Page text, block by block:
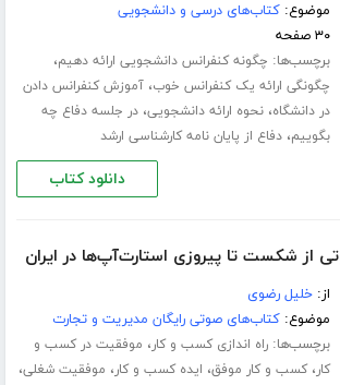
موضوع:کتاب‌های درسی و دانشجویی
۳۰ صفحه
برچسب‌ها: چگونه کنفرانس دانشجویی ارائه دهیم،
چگونگی ارائه یک کنفرانس خوب،آموزش کنفرانس دادن
در دانشگاه،نحوه ارائه دانشجویی،در جلسه دفاع چه
بگوییم،دفاع از پایان نامه کارشناسی ارشد
دانلود کتاب
از شکست تا پیروزی استارت‌آپ‌ها در ایران
از:خلیل رضوی
موضوع:کتاب‌های صوتی رایگان مدیریت و تجارت
برچسب‌ها:راه اندازی کسب و کار، موفقیت در کسب و
کار،کسب و کار موفق، ایده کسب و کار، موفقیت شغلی،